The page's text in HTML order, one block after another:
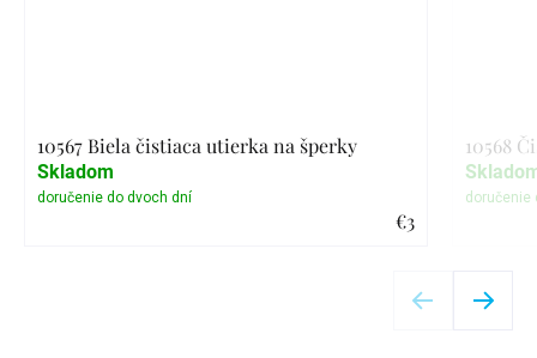
10567 Biela čistiaca utierka na šperky
€3
Skladom
10568